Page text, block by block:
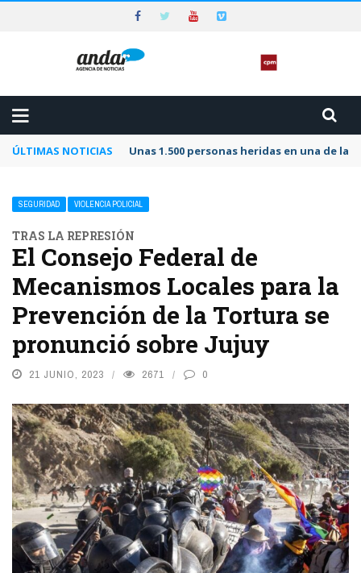
ÚLTIMAS NOTICIAS Unas 1.500 personas heridas en una de
SEGURIDAD VIOLENCIA POLICIAL
TRAS LA REPRESIÓN
El Consejo Federal de
Mecanismos Locales para la
Prevención de la Tortura se
pronunció sobre Jujuy
21 JUNIO, 2023 2671 0